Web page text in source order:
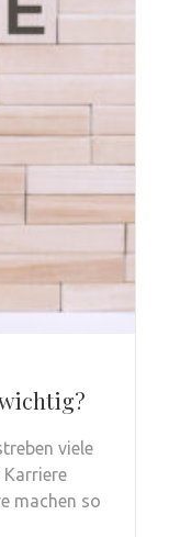
viele
Karriere
machen so